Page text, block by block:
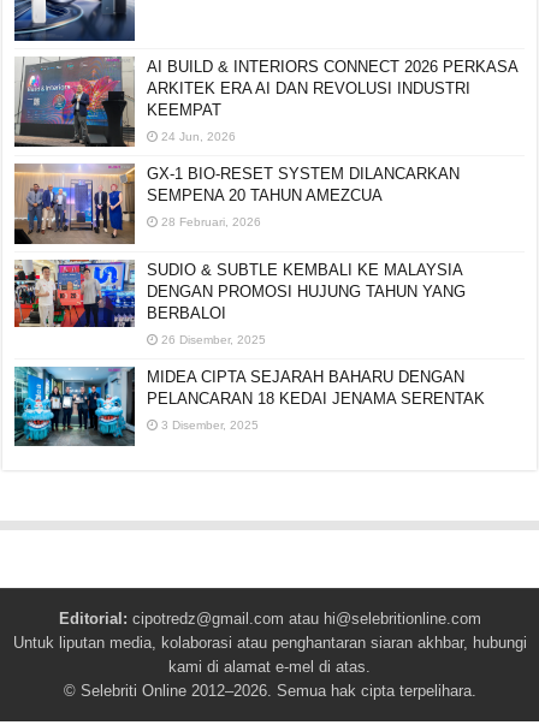
AI BUILD & INTERIORS CONNECT 2026 PERKASA
ARKITEK ERA AI DAN REVOLUSI INDUSTRI
KEEMPAT
24 Jun, 2026
GX-1 BIO-RESET SYSTEM DILANCARKAN
SEMPENA 20 TAHUN AMEZCUA
28 Februari, 2026
SUDIO & SUBTLE KEMBALI KE MALAYSIA
DENGAN PROMOSI HUJUNG TAHUN YANG
BERBALOI
26 Disember, 2025
MIDEA CIPTA SEJARAH BAHARU DENGAN
PELANCARAN 18 KEDAI JENAMA SERENTAK
3 Disember, 2025
Editorial: cipotredz@gmail.com atau hi@selebritionline.com
Untuk liputan media, kolaborasi atau penghantaran siaran akhbar, hubungi
kami di alamat e-mel di atas.
© Selebriti Online 2012–2026. Semua hak cipta terpelihara.